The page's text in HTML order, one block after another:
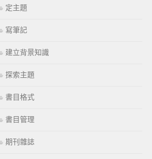
定主題
寫筆記
建立背景知識
探索主題
書目格式
書目管理
期刊雜誌